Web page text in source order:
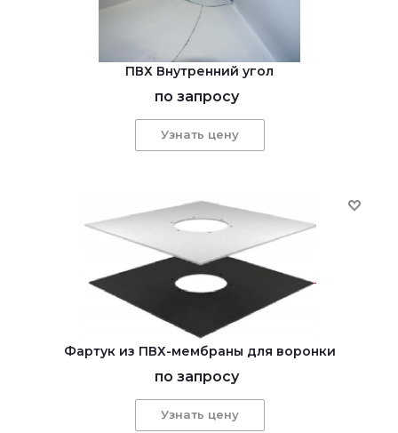
ПВХ Внутренний угол
по запросу
Узнать цену
Фартук из ПВХ-мембраны для воронки
по запросу
Узнать цену